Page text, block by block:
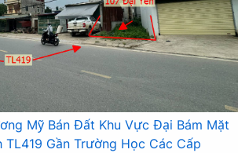
Mỹ Bán Đất Khu Vực Đại Bám Mặt
Gần Trường Học Các Cấp